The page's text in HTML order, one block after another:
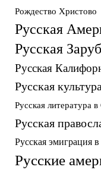
Рождество Христово
Русская
Русская
Русская
Русская
Русская литература
Русская
Русская эмиграция
Русские